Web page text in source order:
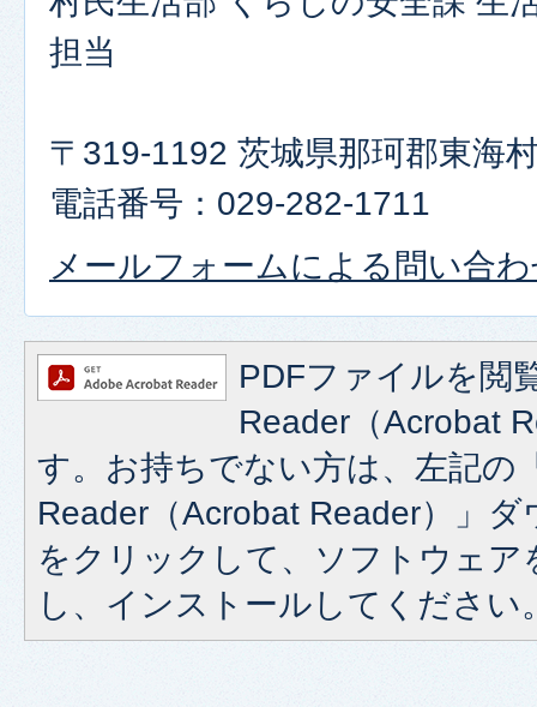
担当
〒319-1192 茨城県那珂郡東海
電話番号：029-282-1711
メールフォームによる問い合
PDFファイルを閲
Reader（Acrobat
す。お持ちでない方は、左記の
Reader（Acrobat Reader）」
をクリックして、ソフトウェア
し、インストールしてください